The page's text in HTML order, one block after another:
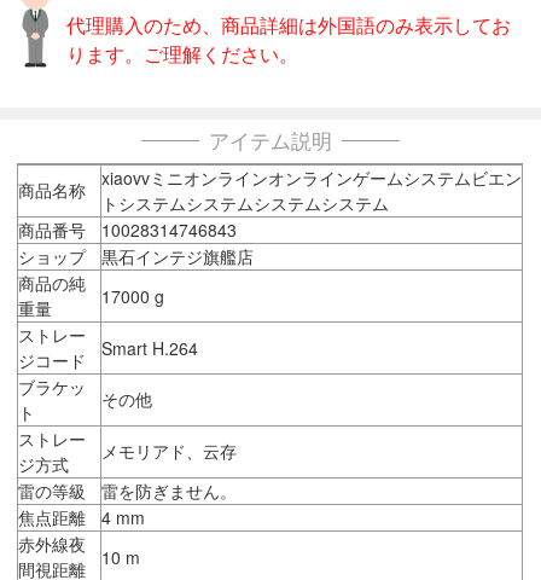
代理購入のため、商品詳細は外国語のみ表示してお
ります。ご理解ください。
アイテム説明
商品名称
xiaovvミニオンラインオンラインゲームシステムビエン
トシステムシステムシステムシステム
商品番号
10028314746843
ショップ
黒石インテジ旗艦店
商品の純
重量
17000 g
ストレー
ジコード
Smart H.264
ブラケッ
ト
その他
ストレー
ジ方式
メモリアド、云存
雷の等級
雷を防ぎません。
焦点距離
4 mm
赤外線夜
間視距離
10 m